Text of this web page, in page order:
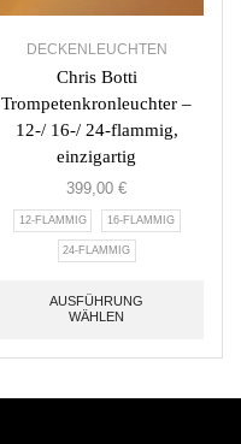
DECKENLEUCHTEN
Chris Botti
Trompetenkronleuchter –
12-/ 16-/ 24-flammig,
einzigartig
399,00€
12-FLAMMIG 16-FLAMMIG
24-FLAMMIG
AUSFÜHRUNG
WÄHLEN